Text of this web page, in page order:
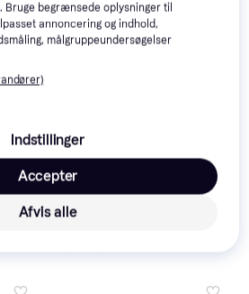
Black
Britax Kidfix i-Size
Storm Grey
4.6
begrænsede oplysninger til
annoncering og indhold,
målgruppeundersøgelser
Indstillinger
Afvis alle
Accepter